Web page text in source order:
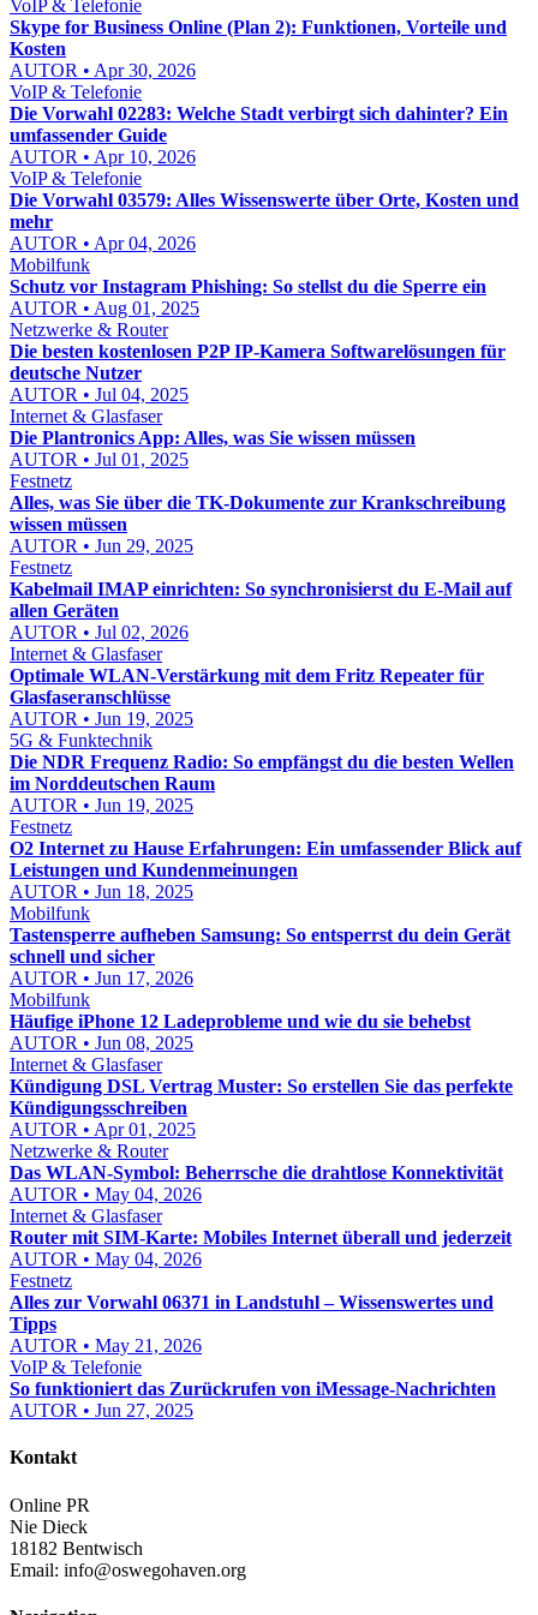
VoIP & Telefonie
Skype for Business Online (Plan 2): Funktionen, Vorteile und
Kosten
AUTOR • Apr 30, 2026
VoIP & Telefonie
Die Vorwahl 02283: Welche Stadt verbirgt sich dahinter? Ein
umfassender Guide
AUTOR • Apr 10, 2026
VoIP & Telefonie
Die Vorwahl 03579: Alles Wissenswerte über Orte, Kosten und
mehr
AUTOR • Apr 04, 2026
Mobilfunk
Schutz vor Instagram Phishing: So stellst du die Sperre ein
AUTOR • Aug 01, 2025
Netzwerke & Router
Die besten kostenlosen P2P IP-Kamera Softwarelösungen für
deutsche Nutzer
AUTOR • Jul 04, 2025
Internet & Glasfaser
Die Plantronics App: Alles, was Sie wissen müssen
AUTOR • Jul 01, 2025
Festnetz
Alles, was Sie über die TK-Dokumente zur Krankschreibung
wissen müssen
AUTOR • Jun 29, 2025
Festnetz
Kabelmail IMAP einrichten: So synchronisierst du E-Mail auf
allen Geräten
AUTOR • Jul 02, 2026
Internet & Glasfaser
Optimale WLAN-Verstärkung mit dem Fritz Repeater für
Glasfaseranschlüsse
AUTOR • Jun 19, 2025
5G & Funktechnik
Die NDR Frequenz Radio: So empfängst du die besten Wellen
im Norddeutschen Raum
AUTOR • Jun 19, 2025
Festnetz
O2 Internet zu Hause Erfahrungen: Ein umfassender Blick auf
Leistungen und Kundenmeinungen
AUTOR • Jun 18, 2025
Mobilfunk
Tastensperre aufheben Samsung: So entsperrst du dein Gerät
schnell und sicher
AUTOR • Jun 17, 2026
Mobilfunk
Häufige iPhone 12 Ladeprobleme und wie du sie behebst
AUTOR • Jun 08, 2025
Internet & Glasfaser
Kündigung DSL Vertrag Muster: So erstellen Sie das perfekte
Kündigungsschreiben
AUTOR • Apr 01, 2025
Netzwerke & Router
Das WLAN-Symbol: Beherrsche die drahtlose Konnektivität
AUTOR • May 04, 2026
Internet & Glasfaser
Router mit SIM-Karte: Mobiles Internet überall und jederzeit
AUTOR • May 04, 2026
Festnetz
Alles zur Vorwahl 06371 in Landstuhl – Wissenswertes und
Tipps
AUTOR • May 21, 2026
VoIP & Telefonie
So funktioniert das Zurückrufen von iMessage-Nachrichten
AUTOR • Jun 27, 2025
Kontakt
Online PR
Nie Dieck
18182 Bentwisch
Email: info@oswegohaven.org